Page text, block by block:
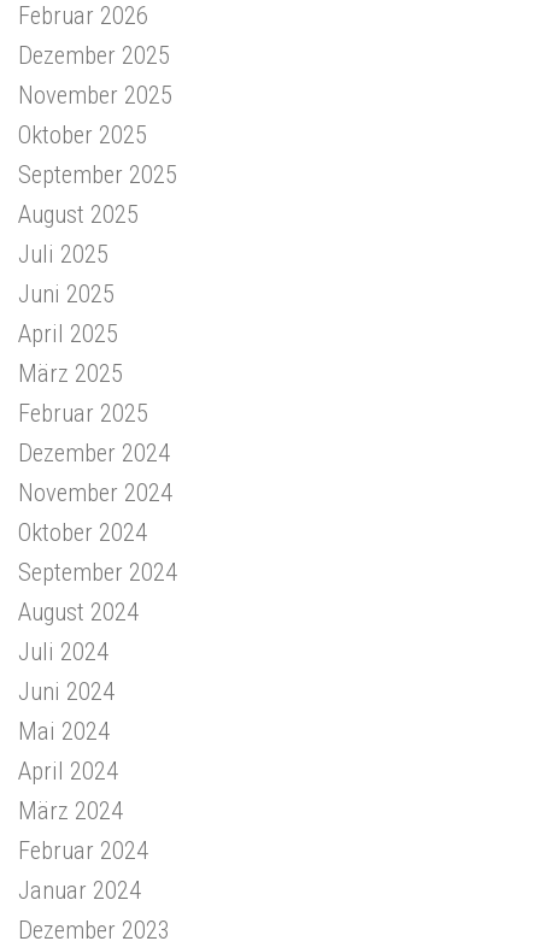
Februar 2026
Dezember 2025
November 2025
Oktober 2025
September 2025
August 2025
Juli 2025
Juni 2025
April 2025
März 2025
Februar 2025
Dezember 2024
November 2024
Oktober 2024
September 2024
August 2024
Juli 2024
Juni 2024
Mai 2024
April 2024
März 2024
Februar 2024
Januar 2024
Dezember 2023